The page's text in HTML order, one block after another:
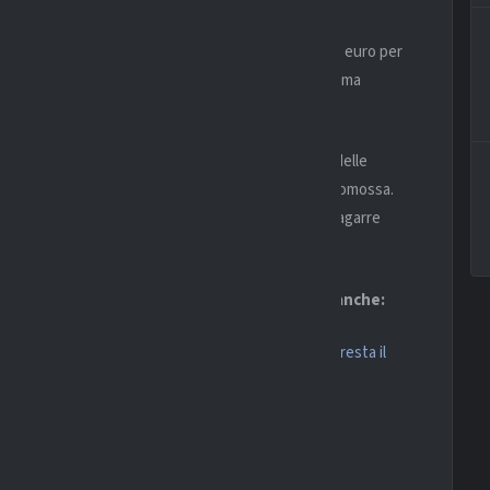
necessario staccare un assegno da 35 milioni di euro per
elevata, valida fino a fine luglio 2026, ma
valore del centrocampista canadese.
A mettendo a segno 6 reti e risultando una delle
protagonista di una grande stagione da neopromossa.
e il club neroverde ne è consapevole: la bagarre
prevede anche una clausola: la cifra”, leggi anche:
si costruisce ogni giorno e l’arbitraggio resta il